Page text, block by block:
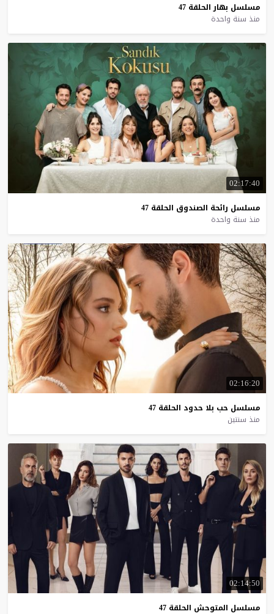
مسلسل بهار الحلقة 47
منذ سنة واحدة
02:17:40
مسلسل رائحة الصندوق الحلقة 47
منذ سنة واحدة
02:16:20
مسلسل حب بلا حدود الحلقة 47
منذ سنتين
02:14:50
مسلسل المتوحش الحلقة 47